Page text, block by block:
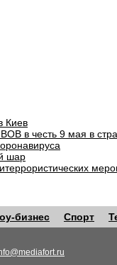
Киев
в честь 9 мая в
шар
бизнес Спорт